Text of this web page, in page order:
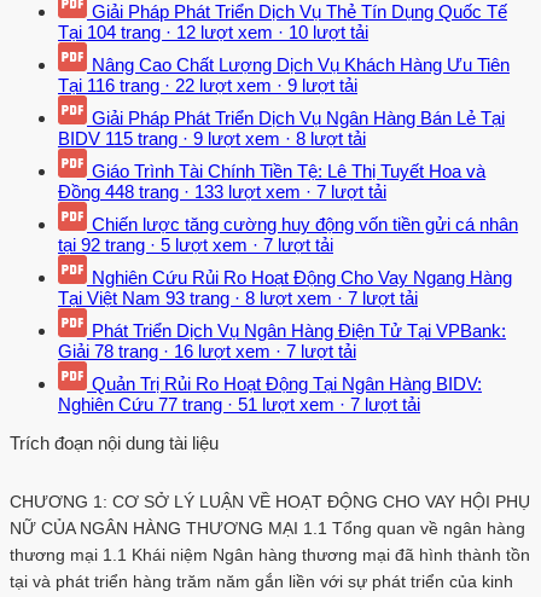
Giải Pháp Phát Triển Dịch Vụ Thẻ Tín Dụng Quốc Tế
Tại 104 trang · 12 lượt xem · 10 lượt tải
Nâng Cao Chất Lượng Dịch Vụ Khách Hàng Ưu Tiên
Tại 116 trang · 22 lượt xem · 9 lượt tải
Giải Pháp Phát Triển Dịch Vụ Ngân Hàng Bán Lẻ Tại
BIDV 115 trang · 9 lượt xem · 8 lượt tải
Giáo Trình Tài Chính Tiền Tệ: Lê Thị Tuyết Hoa và
Đồng 448 trang · 133 lượt xem · 7 lượt tải
Chiến lược tăng cường huy động vốn tiền gửi cá nhân
tại 92 trang · 5 lượt xem · 7 lượt tải
Nghiên Cứu Rủi Ro Hoạt Động Cho Vay Ngang Hàng
Tại Việt Nam 93 trang · 8 lượt xem · 7 lượt tải
Phát Triển Dịch Vụ Ngân Hàng Điện Tử Tại VPBank:
Giải 78 trang · 16 lượt xem · 7 lượt tải
Quản Trị Rủi Ro Hoạt Động Tại Ngân Hàng BIDV:
Nghiên Cứu 77 trang · 51 lượt xem · 7 lượt tải
Trích đoạn nội dung tài liệu
CHƯƠNG 1: CƠ SỞ LÝ LUẬN VỀ HOẠT ĐỘNG CHO VAY HỘI PHỤ
NỮ CỦA NGÂN HÀNG THƯƠNG MẠI 1.1 Tổng quan về ngân hàng
thương mại 1.1 Khái niệm Ngân hàng thương mại đã hình thành tồn
tại và phát triển hàng trăm năm gắn liền với sự phát triển của kinh